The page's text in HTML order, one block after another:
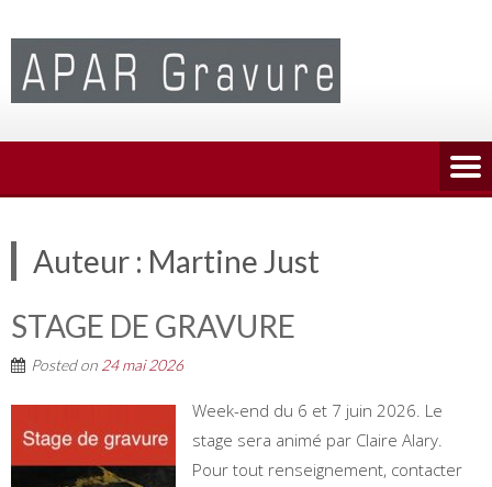
to
content
Auteur : Martine Just
STAGE DE GRAVURE
Posted on 24 mai 2026
Week-end du 6 et 7 juin 2026. Le
stage sera animé par Claire Alary.
Pour tout renseignement, contacter